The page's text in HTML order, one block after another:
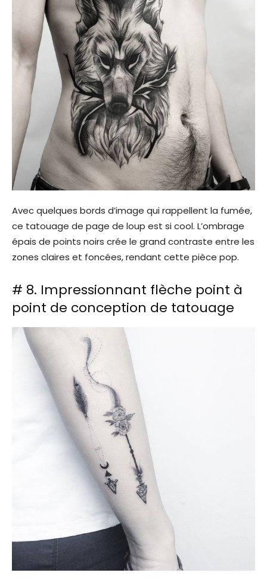
Avec quelques bords d’image qui rappellent la fumée,
ce tatouage de page de loup est si cool. L’ombrage
épais de points noirs crée le grand contraste entre les
zones claires et foncées, rendant cette pièce pop.
# 8. Impressionnant flèche point à
point de conception de tatouage